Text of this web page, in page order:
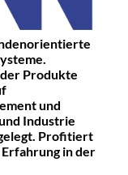
Produkte
und
Industrie
Profitiert
in der